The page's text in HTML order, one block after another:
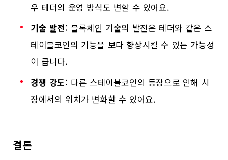
우 테더의 운영 방식도 변할 수 있어요.
기술 발전: 블록체인 기술의 발전은 테더와 같은 스
테이블코인의 기능을 보다 향상시킬 수 있는 가능성
이 큽니다.
경쟁 강도: 다른 스테이블코인의 등장으로 인해 시
장에서의 위치가 변화할 수 있어요.
결론